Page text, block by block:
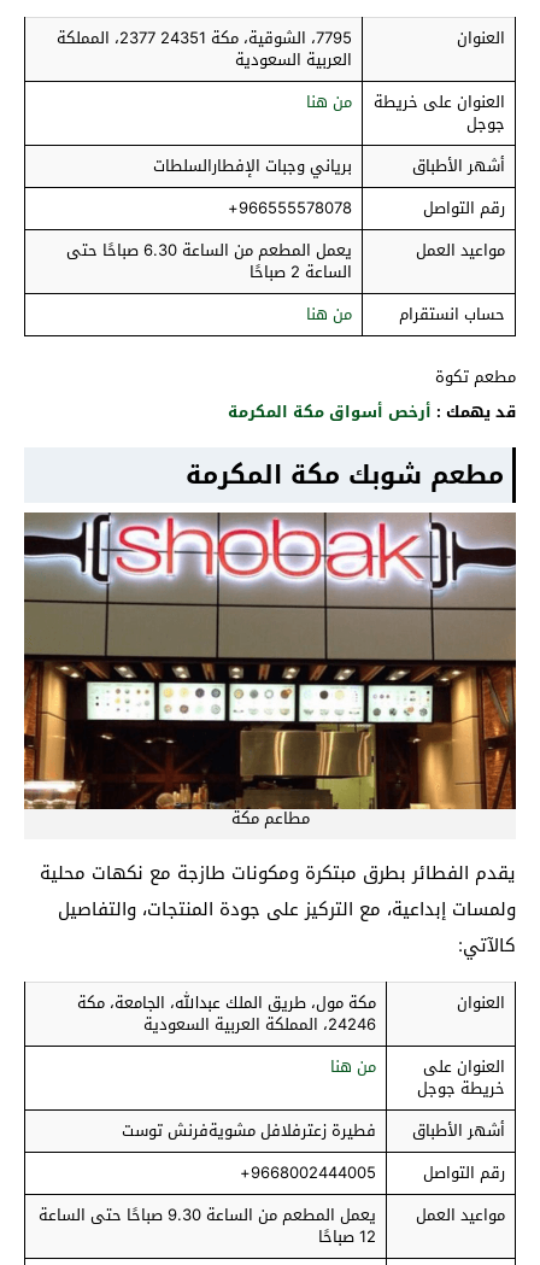
العنوان 7795، الشوقية، مكة 24351 2377، المملكة
العربية السعودية
العنوان على خريطة
جوجل
من هنا
أشهر الأطباق
برياني وجبات الإفطارالسلطات
رقم التواصل
966555578078+
مواعيد العمل
يعمل المطعم من الساعة 6.30 صباحًا حتى
الساعة 2 صباحًا
حساب انستقرام
من هنا
مطعم تكوة
قد يهمك : أرخص أسواق مكة المكرمة
مطعم شوبك مكة المكرمة
مطاعم مكة
يقدم الفطائر بطرق مبتكرة ومكونات طازجة مع نكهات محلية
ولمسات إبداعية، مع التركيز على جودة المنتجات، والتفاصيل
كالآتي:
العنوان مكة مول، طريق الملك عبدالله، الجامعة، مكة
24246، المملكة العربية السعودية
العنوان على
خريطة جوجل
من هنا
أشهر الأطباق
فطيرة زعترفلافل مشويةفرنش توست
رقم التواصل
9668002444005+
مواعيد العمل
يعمل المطعم من الساعة 9.30 صباحًا حتى الساعة
12 صباحًا